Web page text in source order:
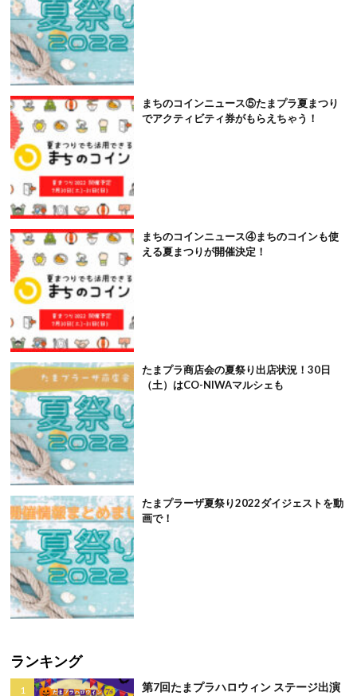
まちのコインニュース⑤たまプラ夏まつり
でアクティビティ券がもらえちゃう！
まちのコインニュース④まちのコインも使
える夏まつりが開催決定！
たまプラ商店会の夏祭り出店状況！30日
（土）はCO-NIWAマルシェも
たまプラーザ夏祭り2022ダイジェストを動
画で！
ランキング
第7回たまプラハロウィン ステージ出演